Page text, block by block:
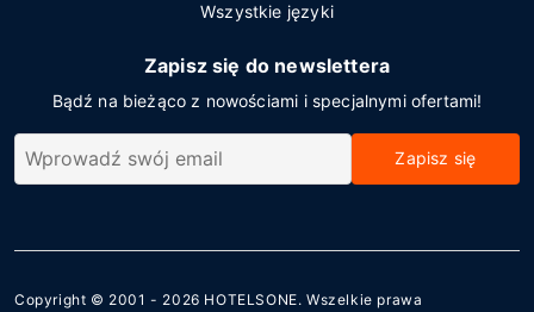
Wszystkie języki
Zapisz się do newslettera
Bądź na bieżąco z nowościami i specjalnymi ofertami!
Zapisz się
Copyright © 2001 - 2026 HOTELSONE. Wszelkie prawa